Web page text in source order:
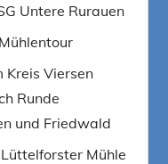
Untere Rurauen
Viersen
Runde
und Friedwald
Mühle